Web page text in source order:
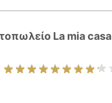
La mia casa